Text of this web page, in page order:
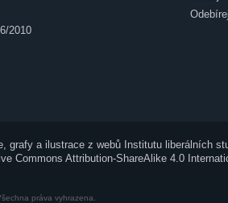
2010
grafy a ilustrace z webů Institutu liberálních
Commons Attribution-ShareAlike 4.0
práva vyhrazena.